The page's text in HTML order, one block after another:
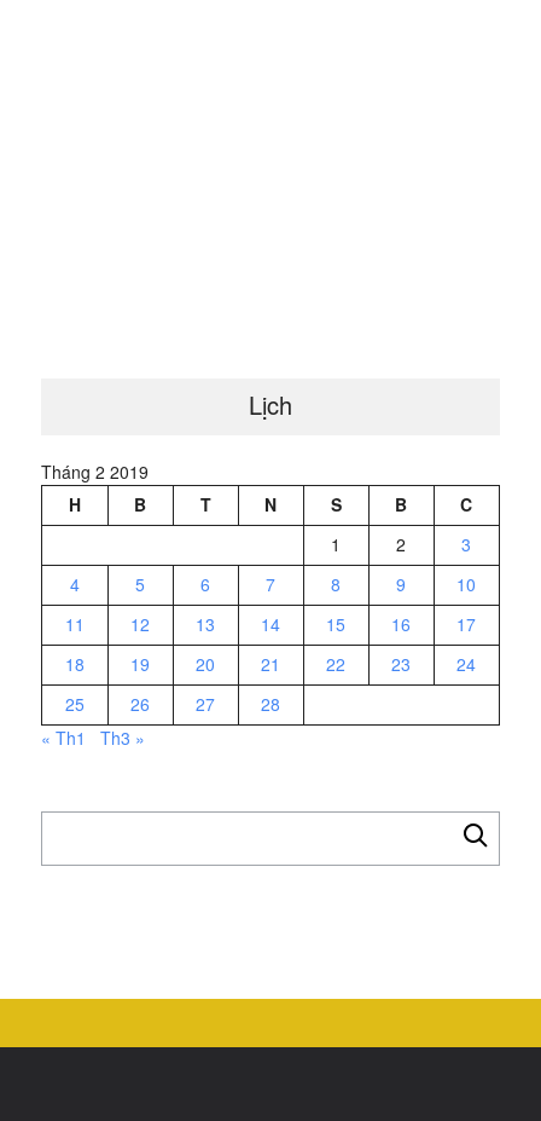
Lịch
Tháng 2 2019
H
B T N S B
C
1
2
3
4
5 6 7 8 9
10
11
12 13 14 15 16
17
18
19 20 21 22 23
24
25
26 27
28
« Th1
Th3 »
cho: